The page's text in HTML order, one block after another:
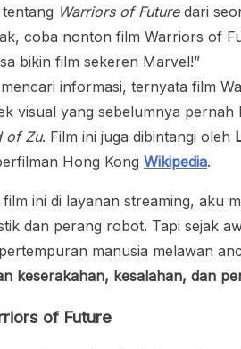
Warriors of Futuredari
coba nonton film Warriors of
bikin film sekeren Marvel!”
informasi, ternyata film
visual yang sebelumnya pernah
of Zu. Film ini juga dibintangi oleh
Hong Kong Wikipedia.
ini di layanan streaming, aku
dan perang robot. Tapi sejak
manusia melawan
keserakahan, kesalahan, dan
of Future